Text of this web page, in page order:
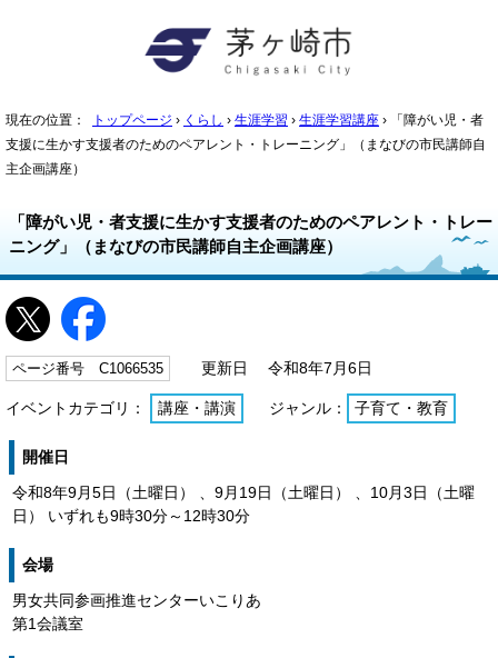
現在の位置： トップページ › くらし › 生涯学習 › 生涯学習講座 › 「障がい児・者
支援に生かす支援者のためのペアレント・トレーニング」（まなびの市民講師自
主企画講座）
「障がい児・者支援に生かす支援者のためのペアレント・トレー
ニング」（まなびの市民講師自主企画講座）
ページ番号 C1066535 更新日 令和8年7月6日
イベントカテゴリ： 講座・講演 ジャンル： 子育て・教育
開催日
令和8年9月5日（土曜日） 、9月19日（土曜日） 、10月3日（土曜
日） いずれも9時30分～12時30分
会場
男女共同参画推進センターいこりあ
第1会議室